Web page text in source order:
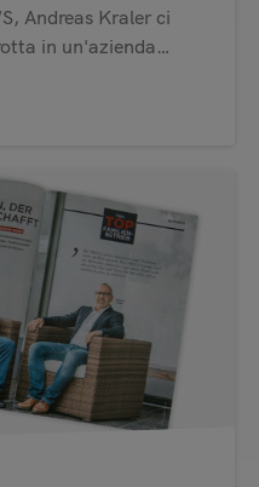
Andreas Kraler ci
in un'azienda…